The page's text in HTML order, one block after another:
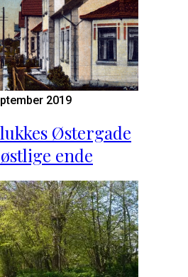
2019
Østergade
ende